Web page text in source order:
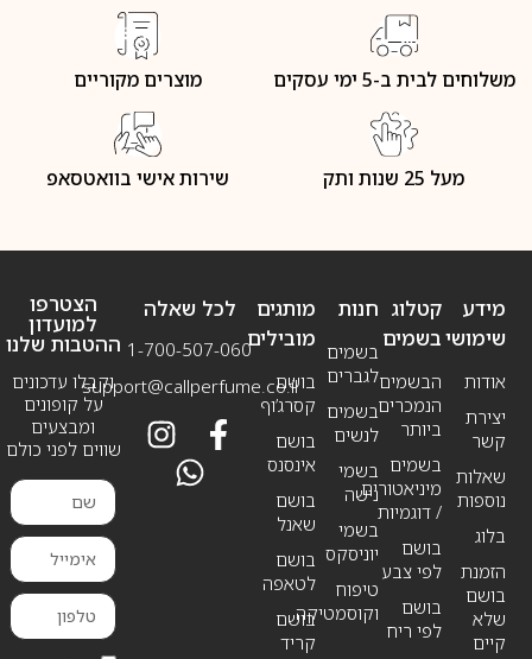
משלוחים לבית ב-5 ימי עסקים מוצרים מקוריים
מעל 25 שנות ותק שירות אישי בוואטסאפ
מידע
שימושי
אודות
יצירת
קשר
שאלות
נוספות
בלוג
הזמנת
בושם
שלא
קיים
חנות
בשמים
לגברים
בשמים
לנשים
בשמי
נישה
בשמי
יוניסקס
טיפוח
וקוסמטיקה
קטלוג
בשמים
הבשמים
הנמכרים
ביותר
בשמים
מיניאטורים
/ דוגמיות
בושם
לפי צבע
בושם
לפי ריח
מותגים
מובילים
בושם
קסרג’וף
בושם
אינסנס
בושם
שאנל
בושם
לטאפה
בושם
קריד
לכל שאלה
1-700-507-060
support@callperfume.co.il
הצטרפו
למועדון
ההטבות שלנו
וקבלו עדכונים
על קופונים
ומבצעים
שווים לפני כולם